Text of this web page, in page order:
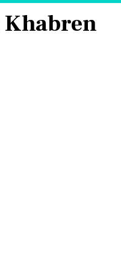
Khabren